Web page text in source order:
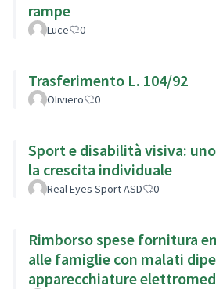
rampe
Luce 0
Trasferimento L. 104/92
Oliviero 0
Sport e disabilità visiva:
la crescita individuale
Real Eyes Sport ASD 0
Rimborso spese fornitura
alle famiglie con malati
apparecchiature